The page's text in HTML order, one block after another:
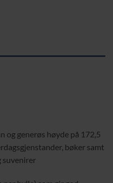
og generøs høyde på 172,5
bøker samt
suvenirer